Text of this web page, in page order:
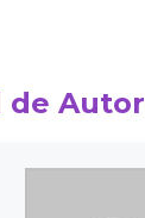
de Autor